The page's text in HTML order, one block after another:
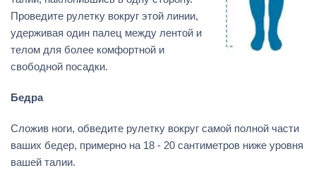
Проведите рулетку вокруг этой линии,
удерживая один палец между лентой и
телом для более комфортной и
свободной посадки.
Бедра
Сложив ноги, обведите рулетку вокруг самой полной части
ваших бедер, примерно на 18 - 20 сантиметров ниже уровня
вашей талии.